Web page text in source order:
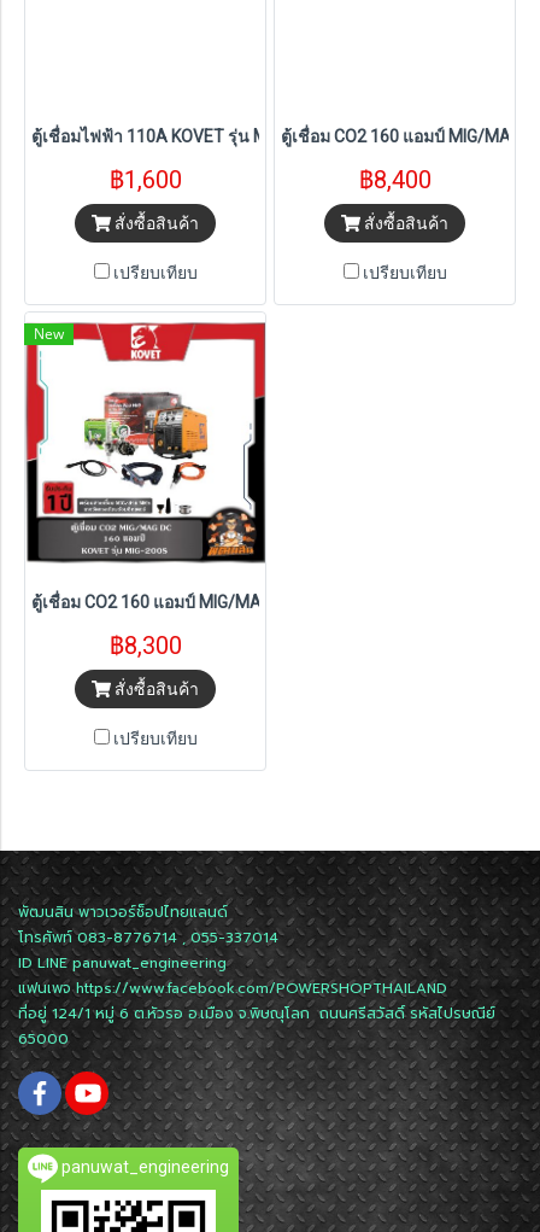
ตู้เชื่อมไฟฟ้า 110A KOVET รุ่น MMA110MINI
฿1,600
สั่งซื้อสินค้า
เปรียบเทียบ
ตู้เชื่อม CO2 160 แอมป์ MIG/MAG
฿8,400
สั่งซื้อสินค้า
เปรียบเทียบ
New
ตู้เชื่อม CO2 160 แอมป์ MIG/MAG DC รุ่น MIG-200S
฿8,300
สั่งซื้อสินค้า
เปรียบเทียบ
พัฒนสิน พาวเวอร์ช็อปไทยแลนด์
โทรศัพท์ 083-8776714 , 055-337014
ID LINEpanuwat_engineering
แฟนเพจhttps://www.facebook.com/POWERSHOPTHAILAND
ที่อยู่ 124/1 หมู่ 6 ต.หัวรอ อ.เมือง จ.พิษณุโลก ถนนศรีสวัสดิ์ รหัสไปรษณีย์
65000
panuwat_engineering